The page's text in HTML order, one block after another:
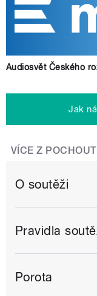
Audiosvět Českého
Jak
VÍCE Z
O soutěži
Pravidla
Porota